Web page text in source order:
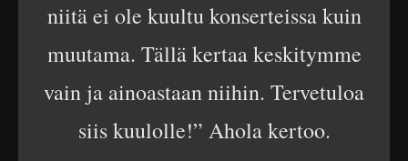
niitä ei ole kuultu konserteissa kuin
muutama. Tällä kertaa keskitymme
vain ja ainoastaan niihin. Tervetuloa
siis kuulolle!” Ahola kertoo.